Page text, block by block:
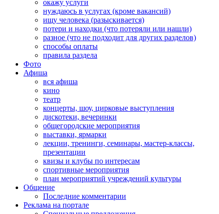
окажу услуги
нуждаюсь в услугах (кроме вакансий)
ищу человека (разыскивается)
потери и находки (что потеряли или нашли)
разное (что не подходит для других разделов)
способы оплаты
правила раздела
Фото
Афиша
вся афиша
кино
театр
концерты, шоу, цирковые выступления
дискотеки, вечеринки
общегородские мероприятия
выставки, ярмарки
лекции, тренинги, семинары, мастер-классы,
презентации
квизы и клубы по интересам
спортивные мероприятия
план мероприятий учреждений культуры
Общение
Последние комментарии
Реклама на портале